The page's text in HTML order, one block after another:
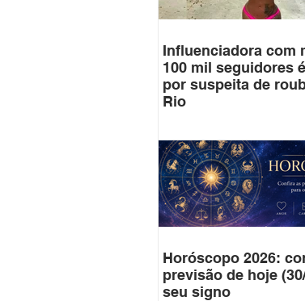
Influenciadora com
100 mil seguidores
por suspeita de
Rio
Horóscopo 2026:
previsão de hoje
seu signo